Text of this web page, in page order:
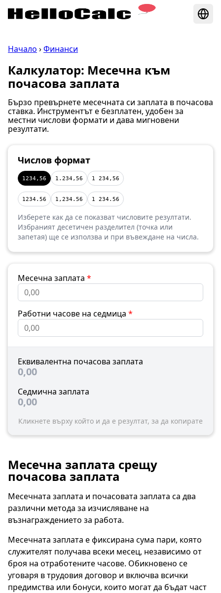
Начало ›Финанси
Калкулатор: Месечна към
почасова заплата
Бързо превърнете месечната си заплата в почасова
ставка. Инструментът е безплатен, удобен за
местни числови формати и дава мигновени
резултати.
Числов формат
1234,56 1.234,56 1 234,56
1234.56 1,234.56 1 234.56
Изберете как да се показват числовите резултати.
Избраният десетичен разделител (точка или
запетая) ще се използва и при въвеждане на числа.
Месечна заплата *
Работни часове на седмица *
Еквивалентна почасова заплата
0,00
Седмична заплата
0,00
Кликнете върху който и да е резултат, за да копирате
Месечна заплата срещу
почасова заплата
Месечната заплата и почасовата заплата са два
различни метода за изчисляване на
възнаграждението за работа.
Месечната заплата е фиксирана сума пари, която
служителят получава всеки месец, независимо от
броя на отработените часове. Обикновено се
уговаря в трудовия договор и включва всички
предимства или бонуси, които могат да бъдат част